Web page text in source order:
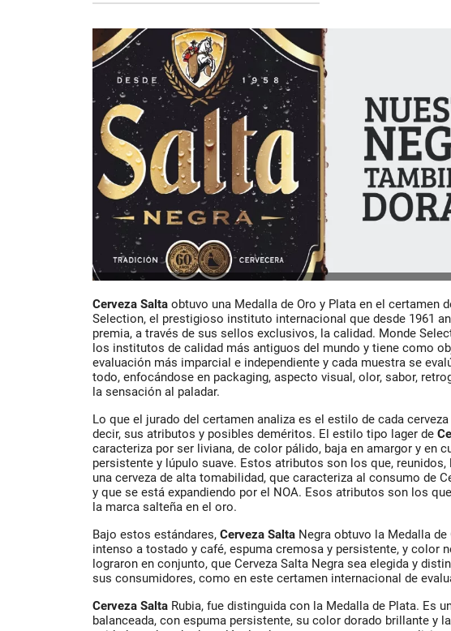
Cerveza Salta obtuvo una Medalla de Oro y Plata en el certamen
Selection, el prestigioso instituto internacional que desde 1961
premia, a través de sus sellos exclusivos, la calidad. Monde
los institutos de calidad más antiguos del mundo y tiene como
evaluación más imparcial e independiente y cada muestra se
todo, enfocándose en packaging, aspecto visual, olor, sabor,
la sensación al paladar.
Lo que el jurado del certamen analiza es el estilo de cada cerveza
decir, sus atributos y posibles deméritos. El estilo tipo lager de
caracteriza por ser liviana, de color pálido, baja en amargor y en
persistente y lúpulo suave. Estos atributos son los que, reunidos,
una cerveza de alta tomabilidad, que caracteriza al consumo de
y que se está expandiendo por el NOA. Esos atributos son los
la marca salteña en el oro.
Bajo estos estándares, Cerveza Salta Negra obtuvo la Medalla de
intenso a tostado y café, espuma cremosa y persistente, y color
lograron en conjunto, que Cerveza Salta Negra sea elegida y
sus consumidores, como en este certamen internacional de
Cerveza Salta Rubia, fue distinguida con la Medalla de Plata. Es
balanceada, con espuma persistente, su color dorado brillante y